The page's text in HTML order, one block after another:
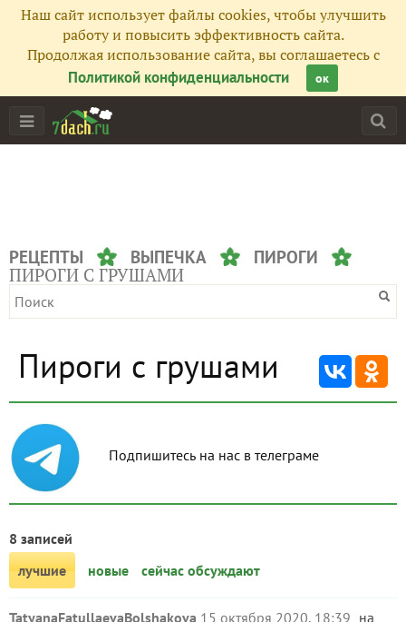
Наш сайт использует файлы cookies, чтобы улучшить
работу и повысить эффективность сайта.
Продолжая использование сайта, вы соглашаетесь с
Политикой конфиденциальности
ок
РЕЦЕПТЫ ВЫПЕЧКА ПИРОГИ
ПИРОГИ С ГРУШАМИ
Пироги с грушами
Подпишитесь на нас в телеграме
8 записей
лучшие
новые сейчас обсуждают
TatyanaFatullaevaBolshakova 15 октября 2020, 18:39 на